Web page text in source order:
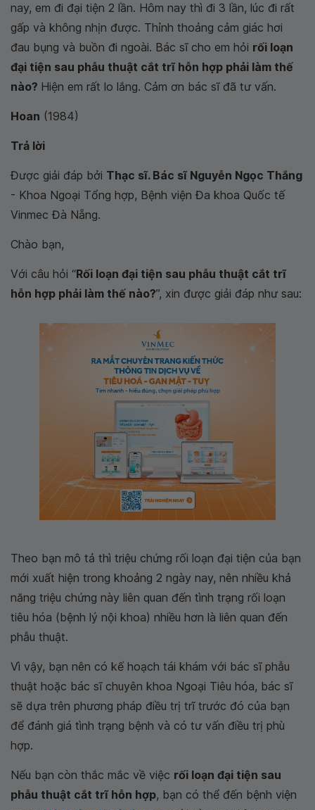
nay, em đi đại tiện 2 lần. Hôm nay thì đi 3 lần, lúc đi rất
gấp và không nhịn được. Thỉnh thoảng cảm giác hơi
đau bụng và buồn đi ngoài. Bác sĩ cho em hỏi rối loạn
đại tiện sau phẫu thuật cắt trĩ hỗn hợp phải làm thế
nào? Hiện em rất lo lắng. Cảm ơn bác sĩ đã tư vấn.
Hoan (1984)
Trả lời
Được giải đáp bởi Thạc sĩ. Bác sĩ Nguyễn Ngọc Thắng
- Khoa Ngoại Tổng hợp, Bệnh viện Đa khoa Quốc tế
Vinmec Đà Nẵng.
Chào bạn,
Với câu hỏi “Rối loạn đại tiện sau phẫu thuật cắt trĩ
hỗn hợp phải làm thế nào?”, xin được giải đáp như sau:
Theo bạn mô tả thì triệu chứng rối loạn đại tiện của bạn
mới xuất hiện trong khoảng 2 ngày nay, nên nhiều khả
năng triệu chứng này liên quan đến tình trạng rối loạn
tiêu hóa (bệnh lý nội khoa) nhiều hơn là liên quan đến
phẫu thuật.
Vì vậy, bạn nên có kế hoạch tái khám với bác sĩ phẫu
thuật hoặc bác sĩ chuyên khoa Ngoại Tiêu hóa, bác sĩ
sẽ dựa trên phương pháp điều trị trĩ trước đó của bạn
để đánh giá tình trạng bệnh và có tư vấn điều trị phù
hợp.
Nếu bạn còn thắc mắc về việc rối loạn đại tiện sau
phẫu thuật cắt trĩ hỗn hợp, bạn có thể đến bệnh viện